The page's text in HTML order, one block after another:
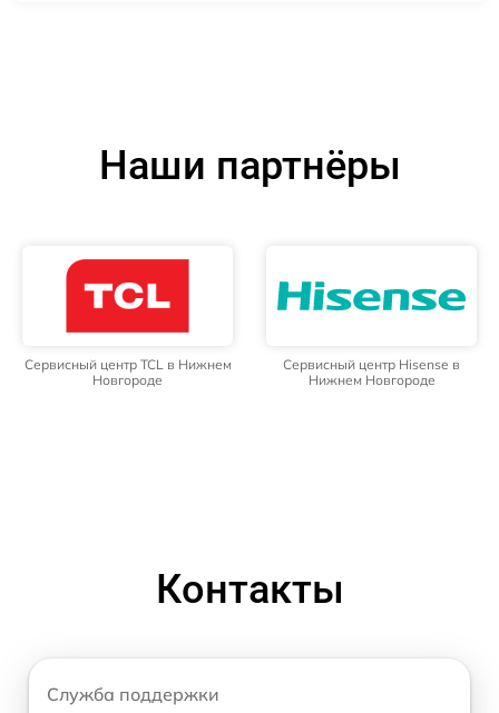
Наши партнёры
Сервисный центр TCL в Нижнем
Новгороде
Сервисный центр Hisense в
Нижнем Новгороде
Контакты
Служба поддержки